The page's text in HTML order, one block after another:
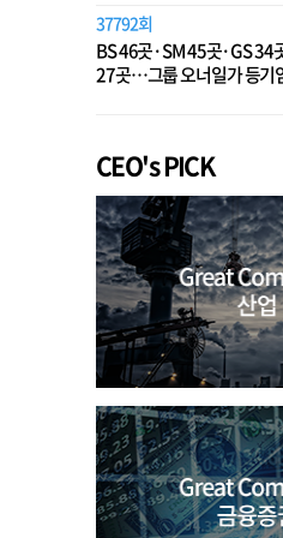
37792회
BS 46곳·SM 45곳·GS 34
27곳…그룹 오너일가 등기
CEO's PICK